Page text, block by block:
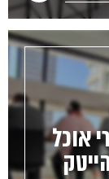
אוכל